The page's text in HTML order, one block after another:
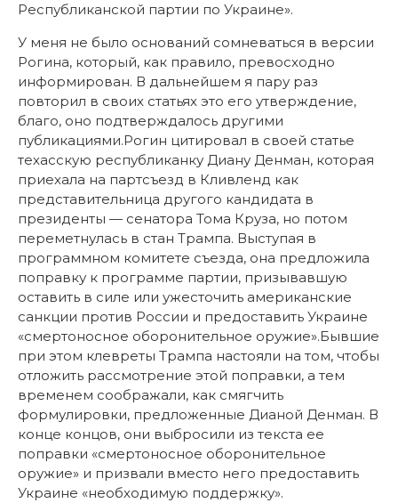
Республиканской партии по Украине».
У меня не было оснований сомневаться в версии
Рогина, который, как правило, превосходно
информирован. В дальнейшем я пару раз
повторил в своих статьях это его утверждение,
благо, оно подтверждалось другими
публикациями.Рогин цитировал в своей статье
техасскую республиканку Диану Денман, которая
приехала на партсъезд в Кливленд как
представительница другого кандидата в
президенты — сенатора Тома Круза, но потом
переметнулась в стан Трампа. Выступая в
программном комитете съезда, она предложила
поправку к программе партии, призывавшую
оставить в силе или ужесточить американские
санкции против России и предоставить Украине
«смертоносное оборонительное оружие».Бывшие
при этом клевреты Трампа настояли на том, чтобы
отложить рассмотрение этой поправки, а тем
временем соображали, как смягчить
формулировки, предложенные Дианой Денман. В
конце концов, они выбросили из текста ее
поправки «смертоносное оборонительное
оружие» и призвали вместо него предоставить
Украине «необходимую поддержку».